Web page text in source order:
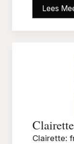
Lees
Clairette
Clairette: